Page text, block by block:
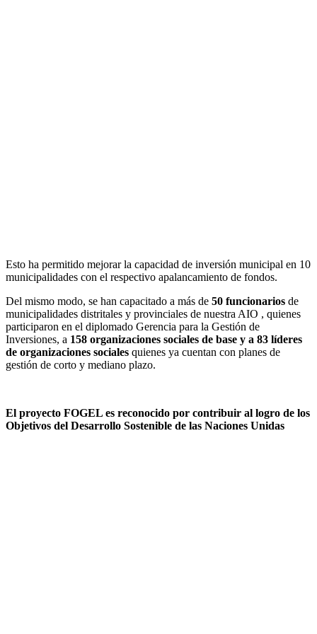
Esto ha permitido mejorar la capacidad de inversión municipal en 10
municipalidades con el respectivo apalancamiento de fondos.
Del mismo modo, se han capacitado a más de 50 funcionarios de
municipalidades distritales y provinciales de nuestra AIO , quienes
participaron en el diplomado Gerencia para la Gestión de
Inversiones, a 158 organizaciones sociales de base y a 83 líderes
de organizaciones sociales quienes ya cuentan con planes de
gestión de corto y mediano plazo.
El proyecto FOGEL es reconocido por contribuir al logro de los
Objetivos del Desarrollo Sostenible de las Naciones Unidas